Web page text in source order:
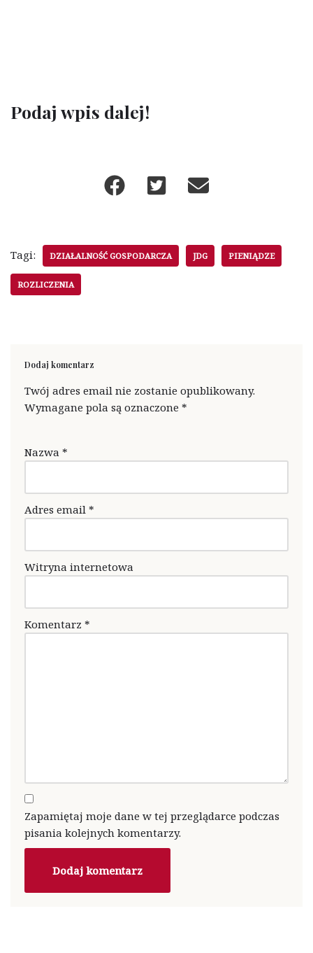
Podaj wpis dalej!
Tagi: DZIAŁALNOŚĆ GOSPODARCZA JDG PIENIĄDZE
ROZLICZENIA
Dodaj komentarz
Twój adres email nie zostanie opublikowany.
Wymagane pola są oznaczone *
Nazwa *
Adres email *
Witryna internetowa
Komentarz *
Zapamiętaj moje dane w tej przeglądarce podczas
pisania kolejnych komentarzy.